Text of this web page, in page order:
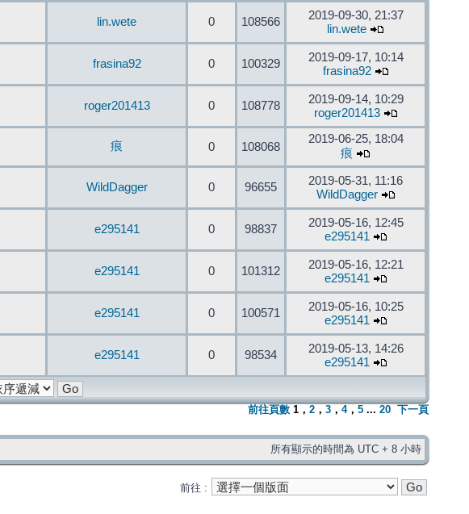
lin.wete 0 108566
2019-09-30, 21:37
lin.wete
frasina92 0 100329
2019-09-17, 10:14
frasina92
roger201413 0 108778
2019-09-14, 10:29
roger201413
痕 0 108068
2019-06-25, 18:04
痕
WildDagger 0 96655
2019-05-31, 11:16
WildDagger
e295141 0 98837
2019-05-16, 12:45
e295141
e295141 0 101312
2019-05-16, 12:21
e295141
e295141 0 100571
2019-05-16, 10:25
e295141
e295141 0 98534
2019-05-13, 14:26
e295141
前往頁數 1 ， 2 ， 3 ， 4， 5 ... 20 下一頁
所有顯示的時間為 UTC + 8 小時
前往 :